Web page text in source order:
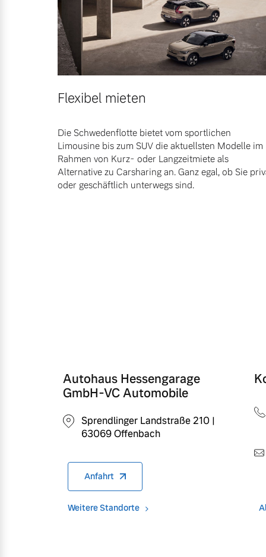
Flexibel mieten
Die Schwedenflotte bietet vom sportlichen
Limousine bis zum SUV die aktuellsten Modelle im
Rahmen von Kurz- oder Langzeitmiete als
Alternative zu Carsharing an. Ganz egal, ob Sie
oder geschäftlich unterwegs sind.
Autohaus Hessengarage
GmbH-VC Automobile
Sprendlinger Landstraße 210 |
63069 Offenbach
Anfahrt
Weitere Standorte